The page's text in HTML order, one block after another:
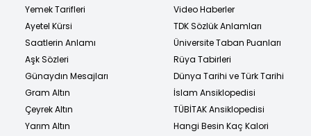
Yemek Tarifleri
Ayetel Kürsi
Saatlerin Anlamı
Aşk Sözleri
Günaydın Mesajları
Gram Altın
Çeyrek Altın
Yarım Altın
Video Haberler
TDK Sözlük Anlamları
Üniversite Taban Puanları
Rüya Tabirleri
Dünya Tarihi ve Türk Tarihi
İslam Ansiklopedisi
TÜBİTAK Ansiklopedisi
Hangi Besin Kaç Kalori